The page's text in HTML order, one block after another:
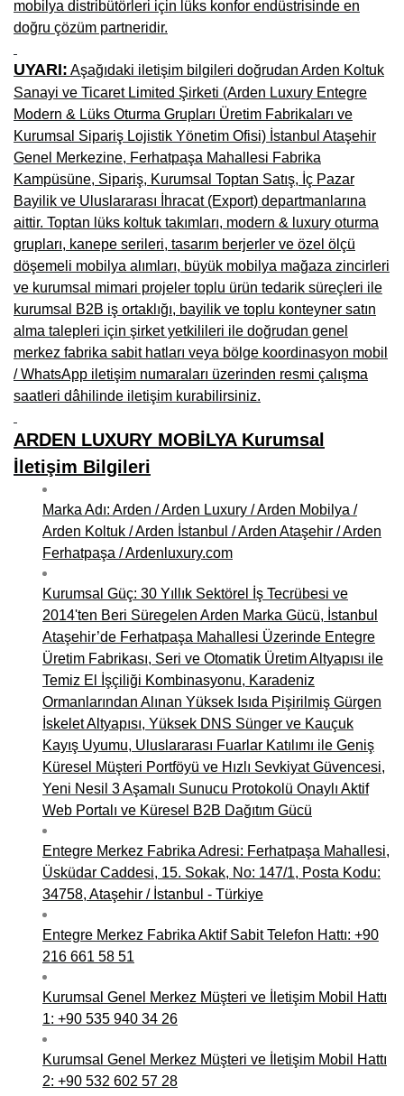
Niğde Mobilyacılar, Mobilya Firmaları, İmalatçıları
Giresun Mobilya Mağazaları, İmalatçıları, Mobilyacıları
mobilya distribütörleri için lüks konfor endüstrisinde en
doğru çözüm partneridir.
UYARI: Aşağıdaki iletişim bilgileri doğrudan Arden Koltuk
Sanayi ve Ticaret Limited Şirketi (Arden Luxury Entegre
Modern & Lüks Oturma Grupları Üretim Fabrikaları ve
Kurumsal Sipariş Lojistik Yönetim Ofisi) İstanbul Ataşehir
Genel Merkezine, Ferhatpaşa Mahallesi Fabrika
Kampüsüne, Sipariş, Kurumsal Toptan Satış, İç Pazar
Bayilik ve Uluslararası İhracat (Export) departmanlarına
aittir. Toptan lüks koltuk takımları, modern & luxury oturma
grupları, kanepe serileri, tasarım berjerler ve özel ölçü
döşemeli mobilya alımları, büyük mobilya mağaza zincirleri
ve kurumsal mimari projeler toplu ürün tedarik süreçleri ile
kurumsal B2B iş ortaklığı, bayilik ve toplu konteyner satın
alma talepleri için şirket yetkilileri ile doğrudan genel
merkez fabrika sabit hatları veya bölge koordinasyon mobil
/ WhatsApp iletişim numaraları üzerinden resmi çalışma
saatleri dâhilinde iletişim kurabilirsiniz.
ARDEN LUXURY MOBİLYA Kurumsal
İletişim Bilgileri
Marka Adı: Arden / Arden Luxury / Arden Mobilya /
Arden Koltuk / Arden İstanbul / Arden Ataşehir / Arden
Ferhatpaşa / Ardenluxury.com
Kurumsal Güç: 30 Yıllık Sektörel İş Tecrübesi ve
2014'ten Beri Süregelen Arden Marka Gücü, İstanbul
Ataşehir’de Ferhatpaşa Mahallesi Üzerinde Entegre
Üretim Fabrikası, Seri ve Otomatik Üretim Altyapısı ile
Temiz El İşçiliği Kombinasyonu, Karadeniz
Ormanlarından Alınan Yüksek Isıda Pişirilmiş Gürgen
İskelet Altyapısı, Yüksek DNS Sünger ve Kauçuk
Kayış Uyumu, Uluslararası Fuarlar Katılımı ile Geniş
Küresel Müşteri Portföyü ve Hızlı Sevkiyat Güvencesi,
Yeni Nesil 3 Aşamalı Sunucu Protokolü Onaylı Aktif
Web Portalı ve Küresel B2B Dağıtım Gücü
Entegre Merkez Fabrika Adresi: Ferhatpaşa Mahallesi,
Üsküdar Caddesi, 15. Sokak, No: 147/1, Posta Kodu:
34758, Ataşehir / İstanbul - Türkiye
Entegre Merkez Fabrika Aktif Sabit Telefon Hattı: +90
216 661 58 51
Kurumsal Genel Merkez Müşteri ve İletişim Mobil Hattı
1: +90 535 940 34 26
Kurumsal Genel Merkez Müşteri ve İletişim Mobil Hattı
2: +90 532 602 57 28